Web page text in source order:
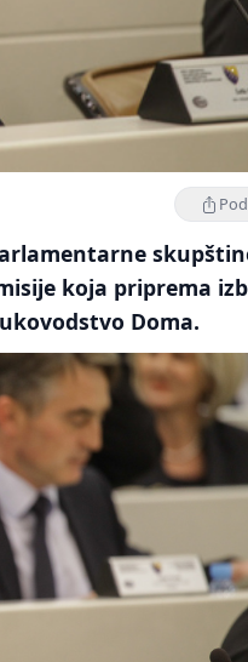
koja priprema
Doma.